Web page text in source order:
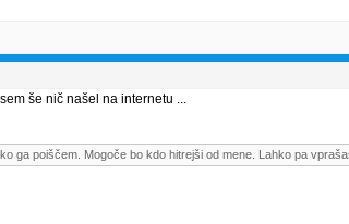
še nič našel na internetu ...
ga poiščem. Mogoče bo kdo hitrejši od mene. Lahko pa